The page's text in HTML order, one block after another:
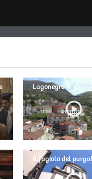
Lagonegro
Il fagiolo del